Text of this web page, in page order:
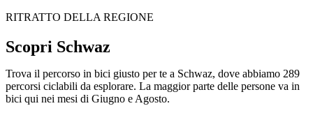
RITRATTO DELLA REGIONE
Scopri Schwaz
Trova il percorso in bici giusto per te a Schwaz, dove abbiamo 289
percorsi ciclabili da esplorare. La maggior parte delle persone va in
bici qui nei mesi di Giugno e Agosto.